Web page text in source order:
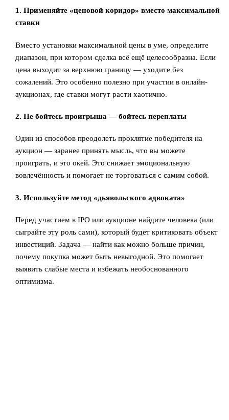
1. Применяйте «ценовой коридор» вместо максимальной
ставки
Вместо установки максимальной цены в уме, определите
диапазон, при котором сделка всё ещё целесообразна. Если
цена выходит за верхнюю границу — уходите без
сожалений. Это особенно полезно при участии в онлайн-
аукционах, где ставки могут расти хаотично.
2. Не бойтесь проигрыша — бойтесь переплаты
Один из способов преодолеть проклятие победителя на
аукцион — заранее принять мысль, что вы можете
проиграть, и это окей. Это снижает эмоциональную
вовлечённость и помогает не торговаться с самим собой.
3. Используйте метод «дьявольского адвоката»
Перед участием в IPO или аукционе найдите человека (или
сыграйте эту роль сами), который будет критиковать объект
инвестиций. Задача — найти как можно больше причин,
почему покупка может быть невыгодной. Это помогает
выявить слабые места и избежать необоснованного
оптимизма.